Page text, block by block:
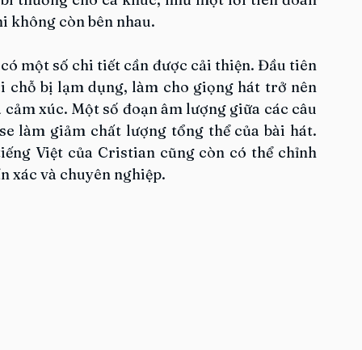
không còn bên nhau.
một số chi tiết cần được cải thiện. Đầu tiên
bị lạm dụng, làm cho giọng hát trở nên
xúc. Một số đoạn âm lượng giữa các câu
làm giảm chất lượng tổng thể của bài hát.
Việt của Cristian cũng còn có thể chỉnh
xác và chuyên nghiệp.